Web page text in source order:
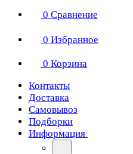
0 Сравнение
0 Избранное
0 Корзина
Контакты
Доставка
Самовывоз
Подборки
Информация